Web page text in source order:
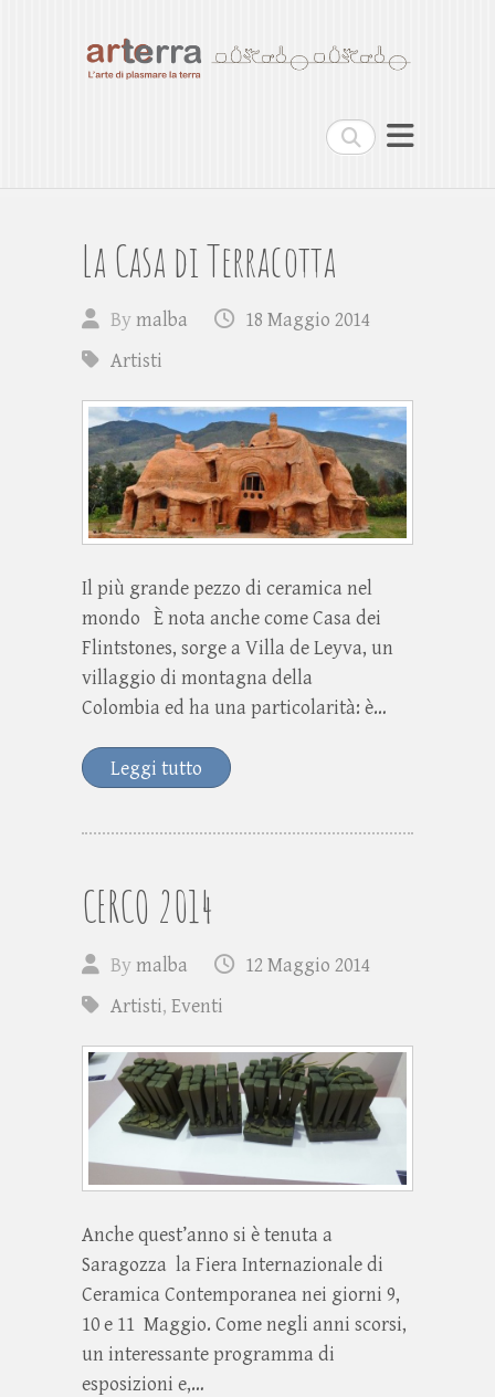
Cerca
Arterra
La Casa di Terracotta
Bymalba
18 Maggio 2014
Artisti
Il più grande pezzo di ceramica nel
mondo È nota anche come Casa dei
Flintstones, sorge a Villa de Leyva, un
villaggio di montagna della
Colombia ed ha una particolarità: è…
Leggi tutto
CERCO 2014
Bymalba
12 Maggio 2014
Artisti, Eventi
Anche quest’anno si è tenuta a
Saragozza la Fiera Internazionale di
Ceramica Contemporanea nei giorni 9,
10 e 11 Maggio. Come negli anni scorsi,
un interessante programma di
esposizioni e,…